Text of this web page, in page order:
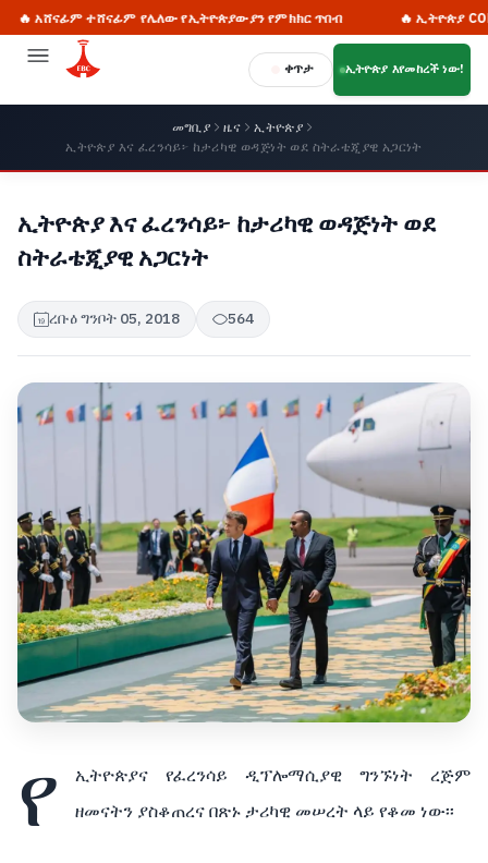
ተሸናፊም የሌለው የኢትዮጵያውያን የምክክር ጥበብ 🔥 ኢትዮጵያ COP32ን
ቀጥታ ኢትዮጵያ እየመከረች ነው!
መግቢያ ዜና
ኢትዮጵያ
ኢትዮጵያ እና ፈረንሳይ፦ ከታሪካዊ ወዳጅነት ወደ ስትራቴጂያዊ አጋርነት
ኢትዮጵያ እና ፈረንሳይ፦ ከታሪካዊ ወዳጅነት ወደ
ስትራቴጂያዊ አጋርነት
ረቡዕ ግንቦት 05, 2018 564
የ
ኢትዮጵያና የፈረንሳይ ዲፕሎማሲያዊ ግንኙነት ረጅም
ዘመናትን ያስቆጠረና በጽኑ ታሪካዊ መሠረት ላይ የቆመ ነው፡፡